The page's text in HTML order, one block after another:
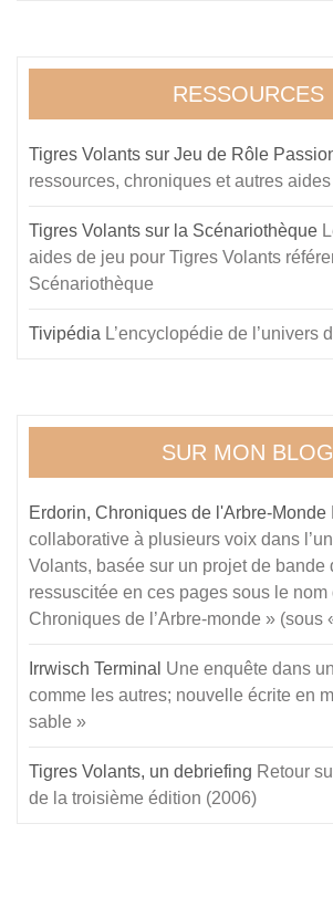
RESSOURCES
Tigres Volants sur Jeu de Rôle
ressources, chroniques et autres
Tigres Volants sur la Scénariothèque
aides de jeu pour Tigres Volants
Scénariothèque
Tivipédia L’encyclopédie de l’univers
SUR MON BLOG
Erdorin, Chroniques de l'Arbre-Monde
collaborative à plusieurs voix dans
Volants, basée sur un projet de bande
ressuscitée en ces pages sous le nom
Chroniques de l’Arbre-monde » (sous
Irrwisch Terminal Une enquête dans
comme les autres; nouvelle écrite en
sable »
Tigres Volants, un debriefing Retour
de la troisième édition (2006)